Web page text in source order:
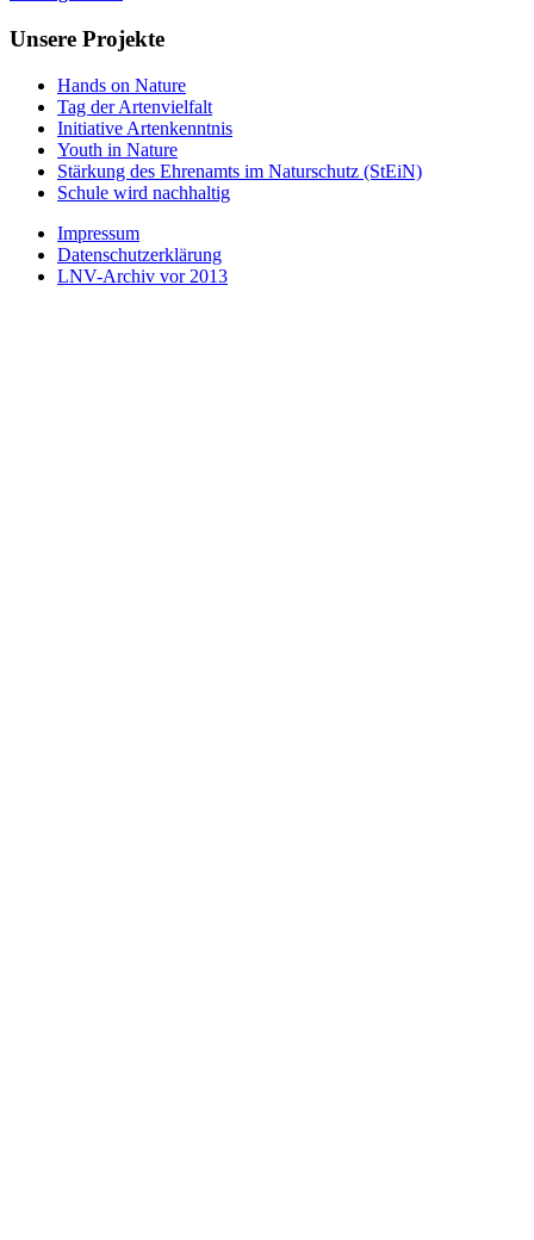
Unsere Projekte
Hands on Nature
Tag der Artenvielfalt
Initiative Artenkenntnis
Youth in Nature
Stärkung des Ehrenamts im Naturschutz (StEiN)
Schule wird nachhaltig
Impressum
Datenschutzerklärung
LNV-Archiv vor 2013